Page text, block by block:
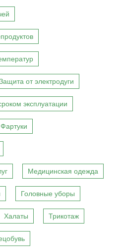
от электродуги
эксплуатации
Фартуки
Медицинская одежда
Головные уборы
Халаты Трикотаж